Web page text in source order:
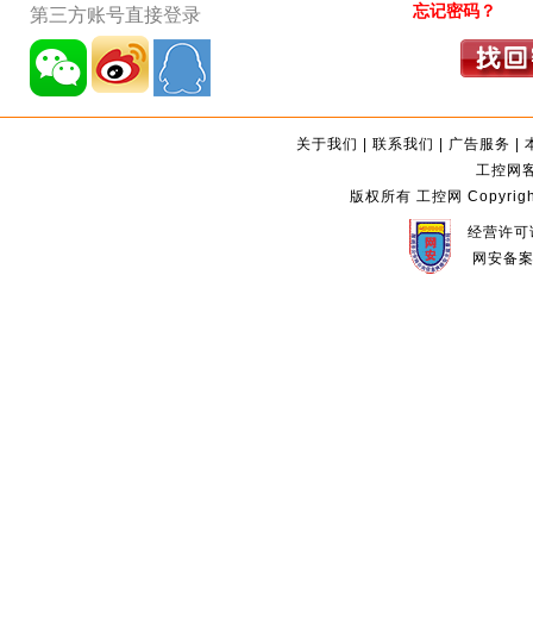
第三方账号直接登录 忘记密码？
关于我们 |联系我们 | 广告服务 |
工控网
版权所有 工控网
经营许
网安备